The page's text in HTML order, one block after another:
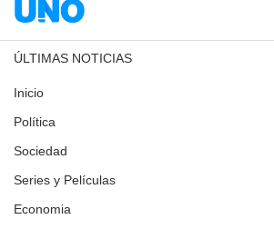
ÚLTIMAS NOTICIAS
Inicio
Política
Sociedad
Series y Películas
Economia